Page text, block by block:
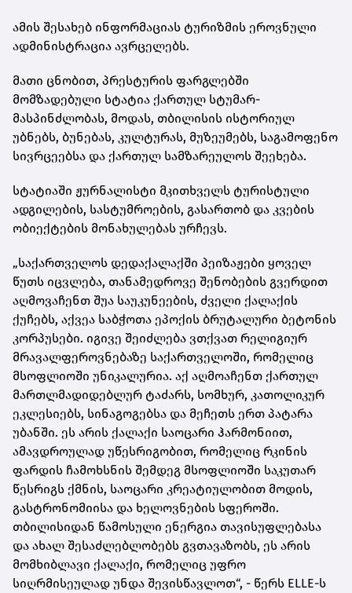
ამის შესახებ ინფორმაციას ტურიზმის ეროვნული
ადმინისტრაცია ავრცელებს.
მათი ცნობით, პრესტურის ფარგლებში
მომზადებული სტატია ქართულ სტუმარ-
მასპინძლობას, მოდას, თბილისის ისტორიულ
უბნებს, ბუნებას, კულტურას, მუზეუმებს, საგამოფენო
სივრცეებსა და ქართულ სამზარეულოს შეეხება.
სტატიაში ჟურნალისტი მკითხველს ტურისტული
ადგილების, სასტუმროების, გასართობ და კვების
ობიექტების მონახულებას ურჩევს.
„საქართველოს დედაქალაქში პეიზაჟები ყოველ
წუთს იცვლება, თანამედროვე შენობების გვერდით
აღმოვაჩენთ შუა საუკუნეების, ძველი ქალაქის
ქუჩებს, აქვეა საბჭოთა ეპოქის ბრუტალური ბეტონის
კორპუსები. იგივე შეიძლება ვთქვათ რელიგიურ
მრავალფეროვნებაზე საქართველოში, რომელიც
მსოფლიოში უნიკალურია. აქ აღმოაჩენთ ქართულ
მართლმადიდებლურ ტაძარს, სომხურ, კათოლიკურ
ეკლესიებს, სინაგოგებსა და მეჩეთს ერთ პატარა
უბანში. ეს არის ქალაქი საოცარი ჰარმონიით,
ამავდროულად უწესრიგობით, რომელიც რკინის
ფარდის ჩამოხსნის შემდეგ მსოფლიოში საკუთარ
წესრიგს ქმნის, საოცარი კრეატიულობით მოდის,
გასტრონომიისა და ხელოვნების სფეროში.
თბილისიდან წამოსული ენერგია თავისუფლებასა
და ახალ შესაძლებლობებს გვთავაზობს, ეს არის
მომხიბლავი ქალაქი, რომელიც უფრო
სიღრმისეულად უნდა შევისწავლოთ“, - წერს ELLE-ს